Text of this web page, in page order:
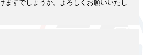
ますでしょうか。よろしくお願いいたし